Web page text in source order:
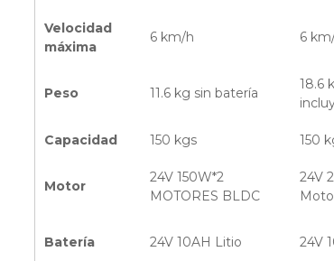
Velocidad
máxima
6 km/h 6
Peso 11.6 kg sin batería
18.6
Capacidad 150 kgs 150
Motor
24V 150W*2
MOTORES BLDC
24V
Batería 24V 10AH Litio 24V